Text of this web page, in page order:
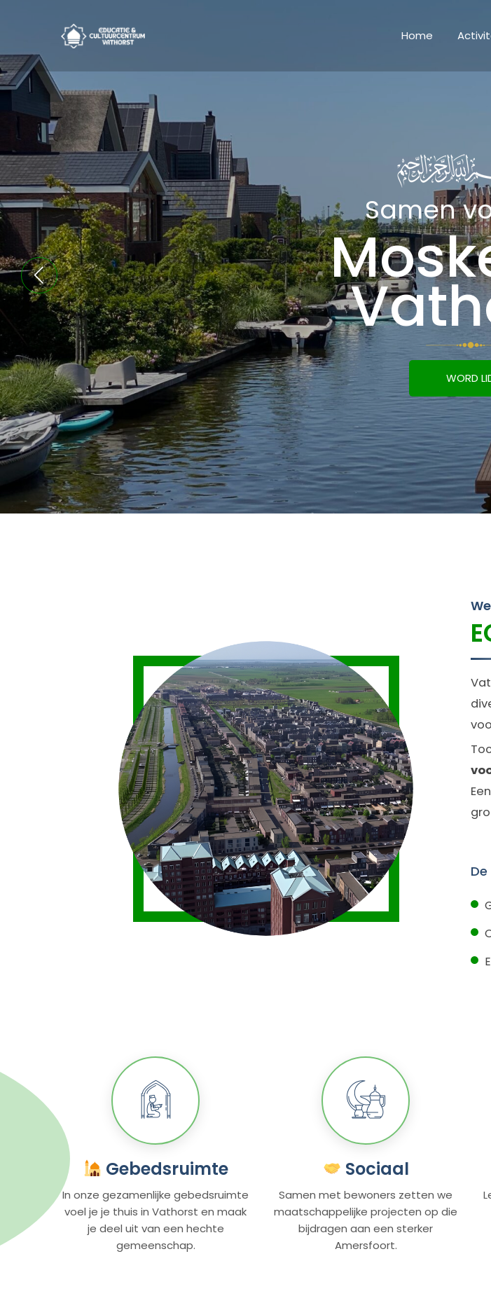
Home
Samen
WORD
Gebedsruimte
In onze gezamenlijke gebedsruimte
voel je je thuis in Vathorst en maak
je deel uit van een hechte
gemeenschap.
Sociaal
Samen met bewoners zetten we
maatschappelijke projecten op die
bijdragen aan een sterker
Amersfoort.